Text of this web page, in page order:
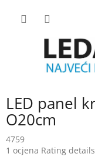
LED panel
O20cm
4759
The
1 ocjena Rating details